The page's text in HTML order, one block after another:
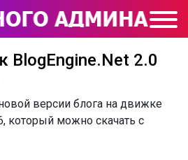
2.0
версии блога на движке
который можно скачать с